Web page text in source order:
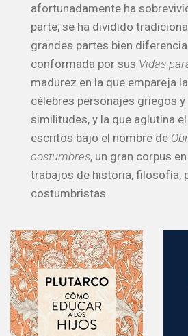
afortunadamente ha
parte, se ha dividido
grandes partes bien
conformada por sus Vidas
madurez en la que empareja
célebres personajes griegos
similitudes, y la que aglutina
escritos bajo el nombre de
costumbres, un gran corpus
trabajos de historia, filosofía,
costumbristas.